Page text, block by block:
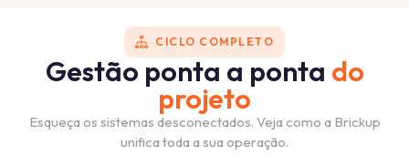
CICLO COMPLETO
Gestão ponta a ponta do
projeto
Esqueça os sistemas desconectados. Veja como a Brickup
unifica toda a sua operação.